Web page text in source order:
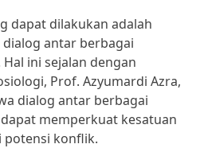
dapat dilakukan adalah
antar berbagai
ini sejalan dengan
Prof. Azyumardi Azra,
dialog antar berbagai
memperkuat kesatuan
potensi konflik.